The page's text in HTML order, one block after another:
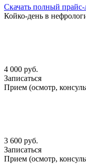
Скачать полный прайс-
Койко-день в
4 000 руб.
Записаться
Прием (осмотр,
3 600 руб.
Записаться
Прием (осмотр,